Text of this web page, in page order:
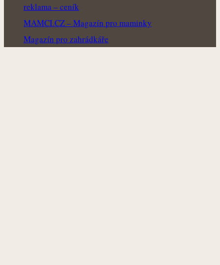
reklama – ceník
MAMCI.CZ – Magazín pro maminky
Magazín pro zahrádkáře